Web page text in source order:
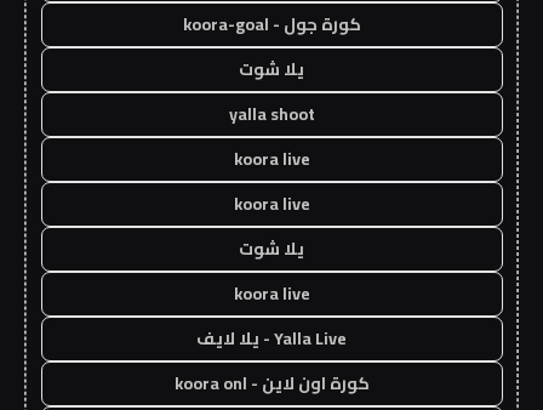
كورة جول - koora-goal
يلا شوت
yalla shoot
koora live
koora live
يلا شوت
koora live
Yalla Live - يلا لايف
كورة اون لاين - koora onl